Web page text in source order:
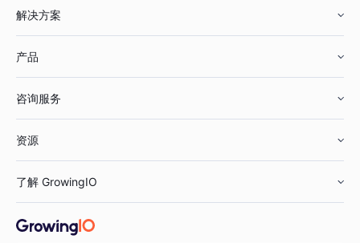
解决方案
鞋服行业
汽车行业
金融行业
产品
智能运营
获客分析
咨询服务
资源
增长公开课
了解 GrowingIO
关于 GrowingIO